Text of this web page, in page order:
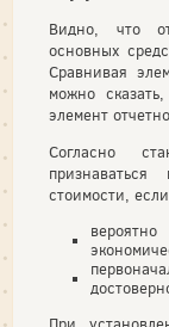
Видно, что
основных
Сравнивая
можно
элемент
Согласно
стоимости,